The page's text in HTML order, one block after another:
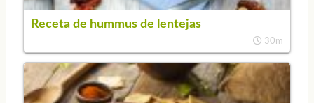
Receta de hummus de lentejas
30m